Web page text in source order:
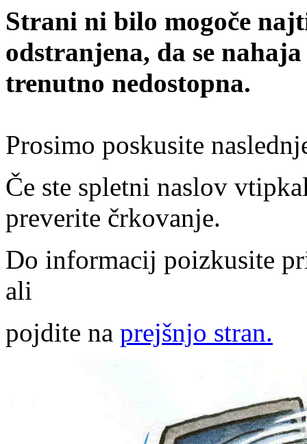
Strani ni bilo mogoče
odstranjena, da se
trenutno nedostopna.
Prosimo poskusite
Če ste spletni naslov
preverite črkovanje.
Do informacij poizkusite
ali
pojdite na prejšnjo stran.